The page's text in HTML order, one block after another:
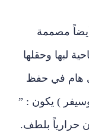
أيضاً مصممة
لبها وحقلها
هام في حفظ
وسيفر ) يكون : ”
حرارياً بلطف.